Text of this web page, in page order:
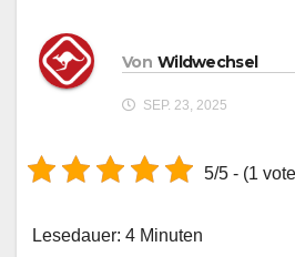
Von Wildwechsel
SEP. 23, 2025
5/5 - (1
Lesedauer: 4 Minuten